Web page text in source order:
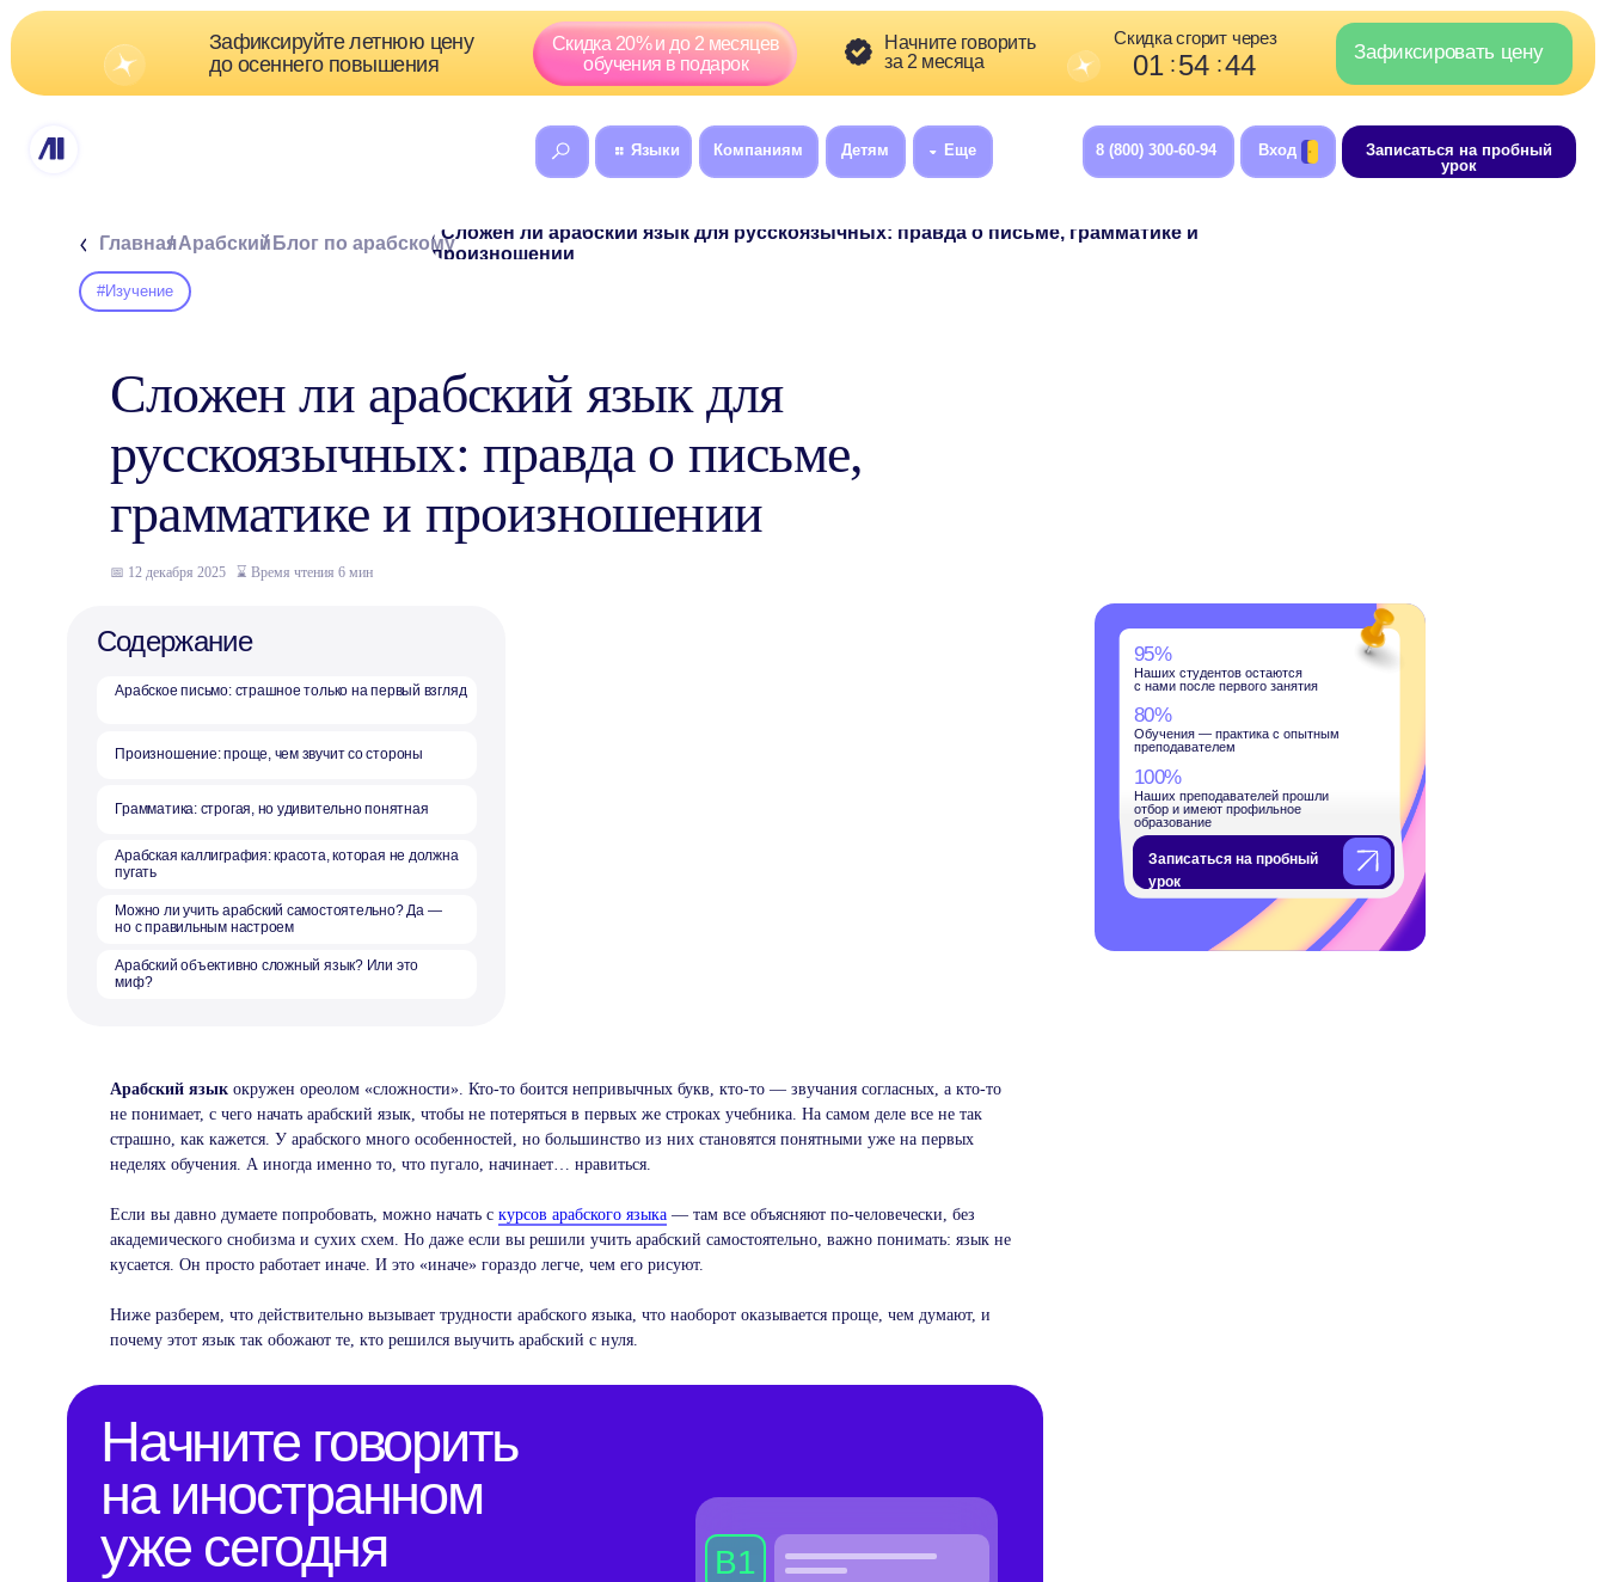
Зафиксировать цену
Начните говорить
за 2 месяца
Скидка 20% и до 2 месяцев
обучения в подарок
Зафиксируйте летнюю цену
до осеннего повышения
01 :
54 44
Скидка сгорит через
Языки Компаниям 8 (800) 300-60-94 Записаться на пробный
урок
произношении
Сложен ли арабский язык для
русскоязычных: правда о письме,
грамматике и произношении
📅 12 декабря 2025 ⌛ Время чтения 6 мин
Записаться на пробный
с нами после первого занятия
Обучения — практика с опытным
Наших преподавателей прошли
отбор и имеют профильное
Содержание
Арабская каллиграфия: красота, которая не должна
Можно ли учить арабский самостоятельно? Да —
Арабский объективно сложный язык? Или это
миф?
Арабский язык окружен ореолом «сложности». Кто-то боится непривычных букв, кто-то — звучания согласных, а кто-то
не понимает, с чего начать арабский язык, чтобы не потеряться в первых же строках учебника. На самом деле все не так
страшно, как кажется. У арабского много особенностей, но большинство из них становятся понятными уже на первых
неделях обучения. А иногда именно то, что пугало, начинает… нравиться.
Если вы давно думаете попробовать, можно начать с курсов арабского языка — там все объясняют по-человечески, без
академического снобизма и сухих схем. Но даже если вы решили учить арабский самостоятельно, важно понимать: язык не
кусается. Он просто работает иначе. И это «иначе» гораздо легче, чем его рисуют.
Ниже разберем, что действительно вызывает трудности арабского языка, что наоборот оказывается проще, чем думают, и
почему этот язык так обожают те, кто решился выучить арабский с нуля.
B1
Начните говорить
на иностранном
уже сегодня
Бесплатный урок поможет сделать
первый шаг